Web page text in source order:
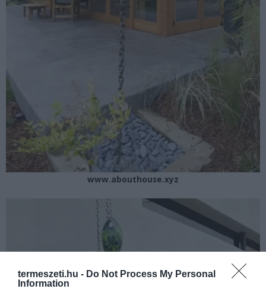
termeszeti.hu - Do Not Process My Personal
Information
www.abouthouse.xyz